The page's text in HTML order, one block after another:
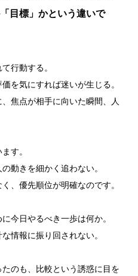
目標」かという違いで
行動する。
を気にすれば迷いが生じる。
焦点が相手に向いた瞬間、人
す。
動きを細かく追わない。
、優先順位が明確なのです。
今日やるべき一歩は何か。
情報に振り回されない。
のも、比較という誘惑に目を